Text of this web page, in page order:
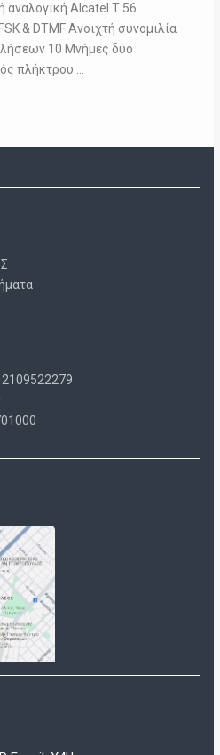
Alcatel T 56
& DTMF Ανοιχτή συνομιλία
10 Μνήμες δύο
πλήκτρου …